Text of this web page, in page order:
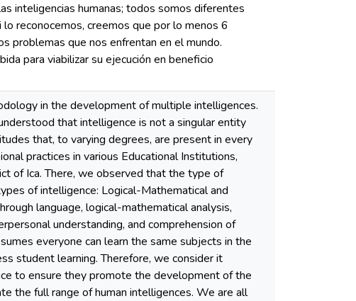
inteligencias humanas; todos somos diferentes
reconocemos, creemos que por lo menos 6
problemas que nos enfrentan en el mundo.
para viabilizar su ejecución en beneficio
in the development of multiple intelligences.
that intelligence is not a singular entity
that, to varying degrees, are present in every
practices in various Educational Institutions,
of Ica. There, we observed that the type of
of intelligence: Logical-Mathematical and
language, logical-mathematical analysis,
understanding, and comprehension of
everyone can learn the same subjects in the
student learning. Therefore, we consider it
to ensure they promote the development of the
the full range of human intelligences. We are all